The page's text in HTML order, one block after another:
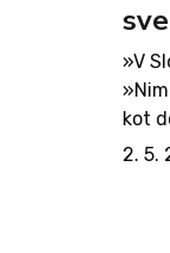
»V
kot
2. 5.